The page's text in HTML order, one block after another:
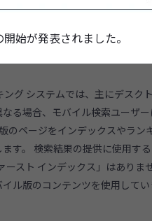
始が発表されました。
グ システムでは、主にデスク
る場合、モバイル検索ユーザ
のページをインデックスやラン
す。 検索結果の提供に使用す
スト インデックス」はありま
ル版のコンテンツを使用してい